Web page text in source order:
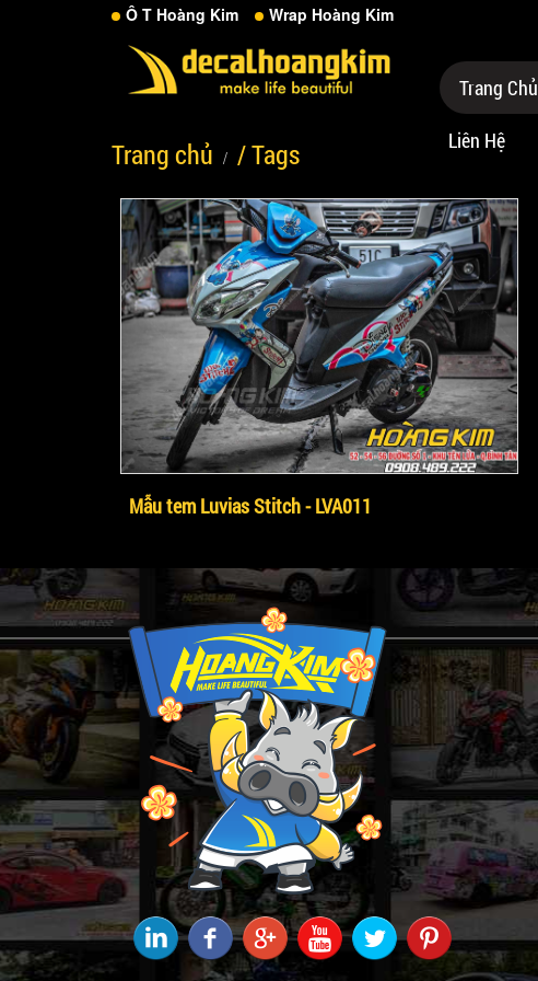
Ô T Hoàng Kim Wrap Hoàng Kim
Trang Chủ
Liên Hệ
Trang chủ / Tags
Mẫu tem Luvias Stitch - LVA011